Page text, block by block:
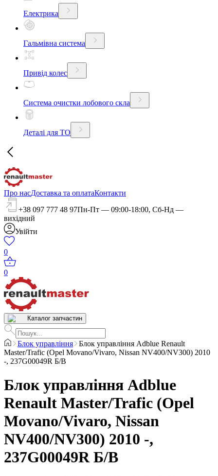
Електрика
Гальмівна система
Привід колес
Система очистки лобового скла
Деталі для ТО
Про насДоставка та оплатаКонтакти
+38 097 777 48 97Пн-Пт — 09:00-18:00, Сб-Нд —
вихідний
Увійти
0
0
Каталог запчастин
Блок управління
Блок управління Adblue Renault
Master/Trafic (Opel Movano/Vivaro, Nissan NV400/NV300) 2010
-, 237G00049R Б/В
Блок управління Adblue
Renault Master/Trafic (Opel
Movano/Vivaro, Nissan
NV400/NV300) 2010 -,
237G00049R Б/В